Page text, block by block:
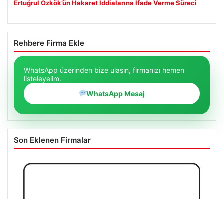
Ertuğrul Özkök’ün Hakaret İddialarına İfade Verme Süreci
Rehbere Firma Ekle
WhatsApp üzerinden bize ulaşın, firmanızı hemen
listeleyelim.
WhatsApp Mesaj
Son Eklenen Firmalar